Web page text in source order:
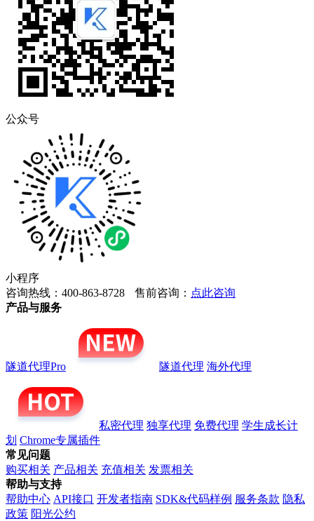
公众号
小程序
咨询热线：400-863-8728
售前咨询： 点此咨询
产品与服务
隧道代理Pro 隧道代理 海外代理
私密代理 独享代理 免费代理 学生成长计
划 Chrome专属插件
常见问题
购买相关 产品相关 充值相关 发票相关
帮助与支持
帮助中心 API接口 开发者指南 SDK&代码样例 服务条款 隐私
政策 阳光公约